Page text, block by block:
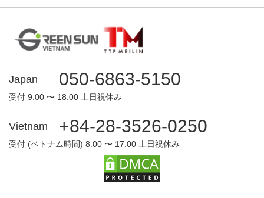
Japan 050-6863-5150
受付 9:00 〜 18:00 土日祝休み
Vietnam +84-28-3526-0250
受付 (ベトナム時間) 8:00 〜 17:00 土日祝休み